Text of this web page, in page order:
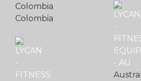
Colombia